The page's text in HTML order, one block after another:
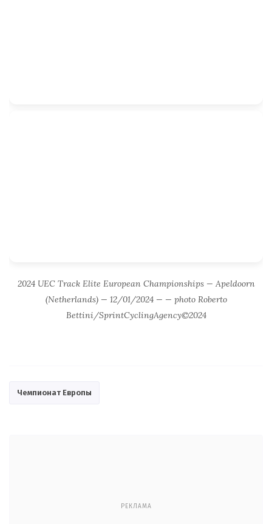
2024 UEC Track Elite European Championships — Apeldoorn
(Netherlands) — 12/01/2024 — — photo Roberto
Bettini/SprintCyclingAgency©2024
Чемпионат Европы
РЕКЛАМА